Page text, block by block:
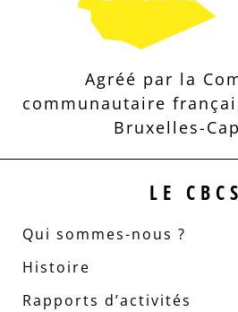
Agréé par la
communautaire
Bruxelles-
LE CBCS
Qui sommes-nous ?
Histoire
Rapports d’activités